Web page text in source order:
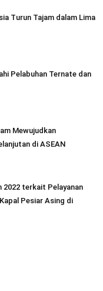
Turun Tajam dalam Lima
Pelabuhan Ternate dan
Mewujudkan
di ASEAN
2022 terkait Pelayanan
Pesiar Asing di